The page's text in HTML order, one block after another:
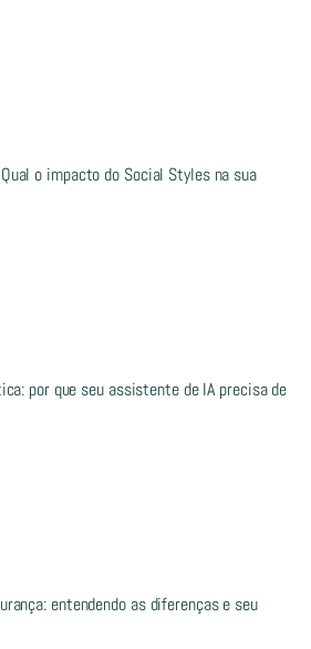
o impacto do Social Styles na sua
por que seu assistente de IA precisa de
entendendo as diferenças e seu